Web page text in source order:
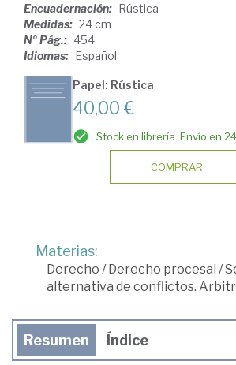
Encuadernación: Rústica
Medidas: 24 cm
Nº Pág.: 454
Idiomas: Español
Papel: Rústica
40,00 €
Stock en librería. Envío en
COMPRAR
Materias:
Derecho /Derecho procesal /
alternativa de conflictos.
Resumen Índice